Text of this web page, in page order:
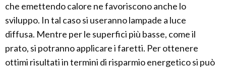
che emettendo calore ne favoriscono anche lo
sviluppo. In tal caso si useranno lampade a luce
diffusa. Mentre per le superfici più basse, come il
prato, si potranno applicare i faretti. Per ottenere
ottimi risultati in termini di risparmio energetico si può